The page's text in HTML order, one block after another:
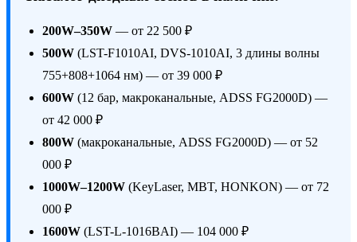
200W–350W — от 22 500 ₽
500W (LST-F1010AI, DVS-1010AI, 3 длины волны
755+808+1064 нм) — от 39 000 ₽
600W (12 бар, макроканальные, ADSS FG2000D) —
от 42 000 ₽
800W (макроканальные, ADSS FG2000D) — от 52
000 ₽
1000W–1200W (KeyLaser, MBT, HONKON) — от 72
000 ₽
1600W (LST-L-1016BAI) — 104 000 ₽